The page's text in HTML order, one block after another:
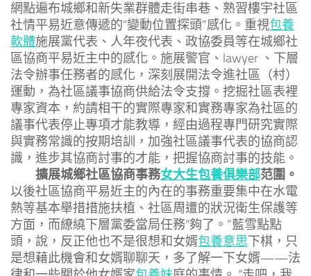
網點遍布城鄉和新失業群體走街串巷、熟習樓宇社區
社情平易近意傳遞的“變動位置探頭”感化。重視包養
軟體施展黨代表、人年夜代表、政協委員等在城鄉社
區協商平易近主中的感化。施展警官、lawyer 、下層
法令辦事任務者的感化，深刻展開法令進社區（村）
運動，為社區議事協商供給法令支撐。挖掘社區表裡
專家資本，約請相干的實際專家和實務專家為社區的
議事代表停止專項才能教導，經由過程專門研究實際
與實務常識的按期培訓，加強社區議事代表的協商認
識，進步其協商討事的才能，把握協商討事的技能。
擴展城鄉社區協商事務女大生包養俱樂部范圍。
以後社區協商平易近主的內在的事務重要集中在水電
熱等基本舉措措施扶植、社區周遭的狀況衛生保護等
方面，而繚繞下層黨委當局任務“夠了。”藍雪點點
頭，說，反正他也不是很想和女婿包養意思下棋，只
是想藉此機會和女婿聊聊天，多了解一下女婿——法